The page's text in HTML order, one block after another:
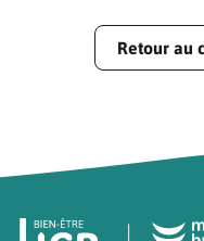
Retour au
Pied de page